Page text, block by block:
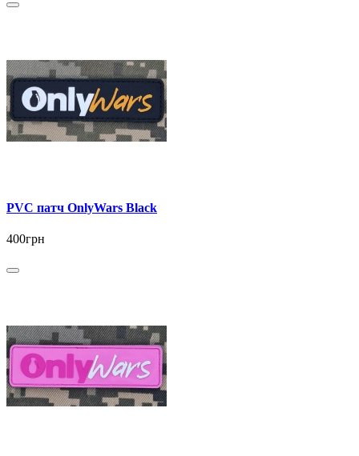
PVC патч OnlyWars Black
400грн